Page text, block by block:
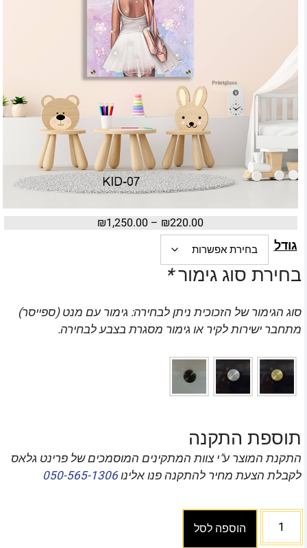
₪220.00
–
₪1,250.00
גודל
בחירת סוג גימור*
סוג הגימור של הזכוכית ניתן לבחירה: גימור עם מנט (ספייסר)
מתחבר ישירות לקיר או גימור מסגרת בצבע לבחירה.
תוספת התקנה
התקנת המוצר ע"י צוות המתקינים המוסמכים של פרינט גלאס
לקבלת הצעת מחיר להתקנה פנו אלינו050-565-1306
הוספה לסל